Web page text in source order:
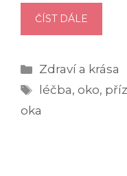
ČÍST DÁLE
A
Rubriky
Zdraví a krása
Štítky
léčba,oko,
oka